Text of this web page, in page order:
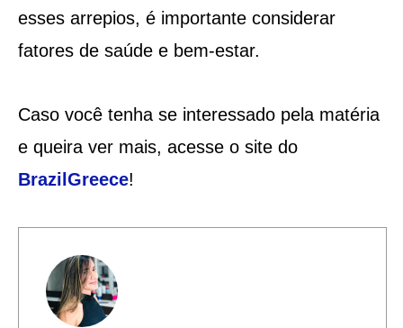
esses arrepios, é importante considerar
fatores de saúde e bem-estar.
Caso você tenha se interessado pela matéria
e queira ver mais, acesse o site do
BrazilGreece!